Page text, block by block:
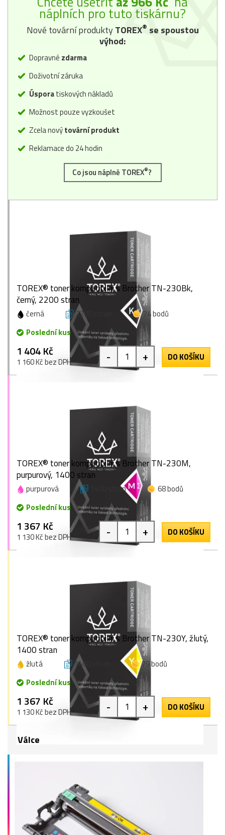
náplních pro tuto tiskárnu?
Nové tovární produktyTOREX® se spoustou
výhod:
Dopravné zdarma
Doživotní záruka
Úsporatiskových nákladů
Možnost pouze vyzkoušet
Zcela novýtovární produkt
Reklamace do 24 hodin
Co jsou náplně TOREX®?
TOREX® toner kompatibilní s Brother TN-230Bk,
černý, 2200 stran
černá 2200 stran
74 bodů
Poslední kus
1 404 Kč
1 160 Kč bez DPH - + DO KOŠÍKU
TOREX® toner kompatibilní s Brother TN-230M,
purpurový, 1400 stran
purpurová 1400 stran
68 bodů
Poslední kus
1 367 Kč
1 130 Kč bez DPH - + DO KOŠÍKU
TOREX® toner kompatibilní s Brother TN-230Y, žlutý,
1400 stran
žlutá 1400 stran
79 bodů
Poslední kus
1 367 Kč
1 130 Kč bez DPH - + DO KOŠÍKU
Válce